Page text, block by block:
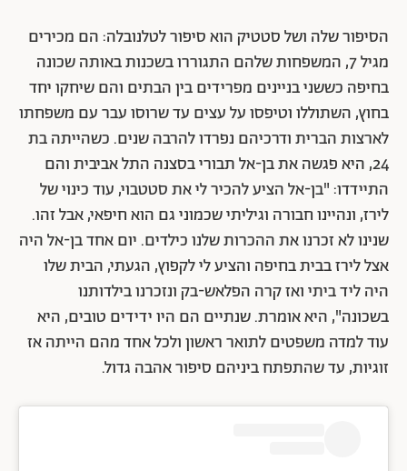
הסיפור שלה ושל סטטיק הוא סיפור לטלנובלה: הם מכירים
מגיל 7, המשפחות שלהם התגוררו בשכנות באותה שכונה
בחיפה כששני בניינים מפרידים בין הבתים והם שיחקו יחד
בחוץ, השתוללו וטיפסו על עצים עד שרוסו עבר עם משפחתו
לארצות הברית ודרכיהם נפרדו להרבה שנים. כשהייתה בת
24, היא פגשה את בן-אל תבורי בסצנה התל אביבית והם
התיידדו: "בן-אל הציע להכיר לי את סטטבוי, עוד כינוי של
לירז, ונהיינו חבורה וגיליתי שכמוני גם הוא חיפאי, אבל זהו.
שנינו לא זכרנו את ההכרות שלנו כילדים. יום אחד בן-אל היה
אצל לירז בבית בחיפה והציע לי לקפוץ, הגעתי, הבית שלו
היה ליד ביתי ואז קרה הפלאש-בק ונזכרנו בילדותנו
בשכונה", היא אומרת. שנתיים הם היו ידידים טובים, היא
עוד למדה משפטים לתואר ראשון ולכל אחד מהם הייתה אז
זוגיות, עד שהתפתח ביניהם סיפור אהבה גדול.